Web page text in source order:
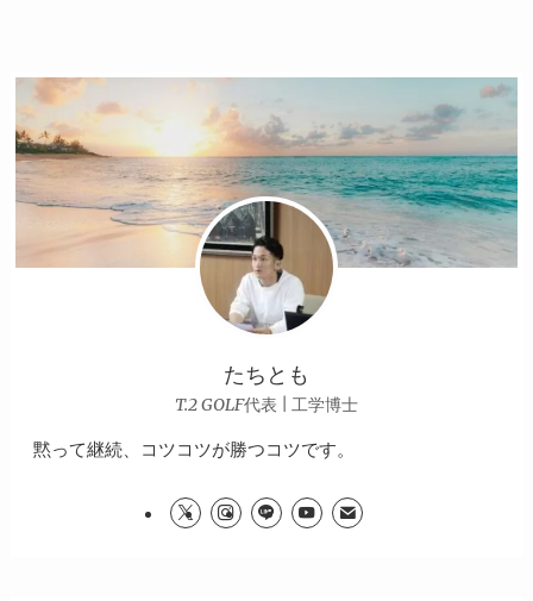
たちとも
T.2 GOLF代表 | 工学博士
黙って継続、コツコツが勝つコツです。